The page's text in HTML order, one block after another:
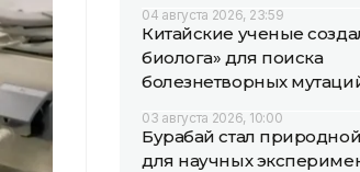
04 августа 2026, 23:59
Китайские ученые
биолога» для поиска
болезнетворных
03 августа 2026, 10:00
Бурабай стал
для научных